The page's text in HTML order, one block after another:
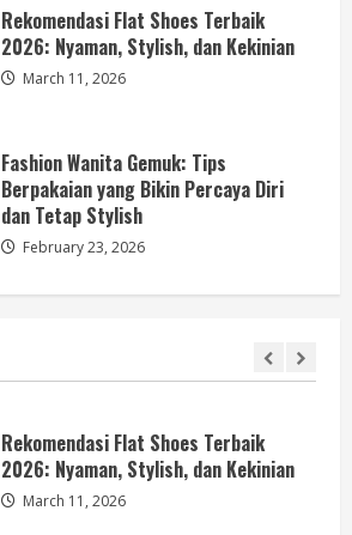
February 5, 2026
yang Sedang Tren
April 20, 2026
7 Kriteria Dompet Wanita Elegan Bikin
Rekomendasi Flat Shoes Terbaik
2026: Nyaman, Stylish, dan Kekinian
March 11, 2026
Rekomendasi Flat Shoes Terbaik
2026: Nyaman, Stylish, dan Kekinian
March 11, 2026
Fashion Wanita Gemuk: Tips
Berpakaian yang Bikin Percaya Diri
dan Tetap Stylish
February 23, 2026